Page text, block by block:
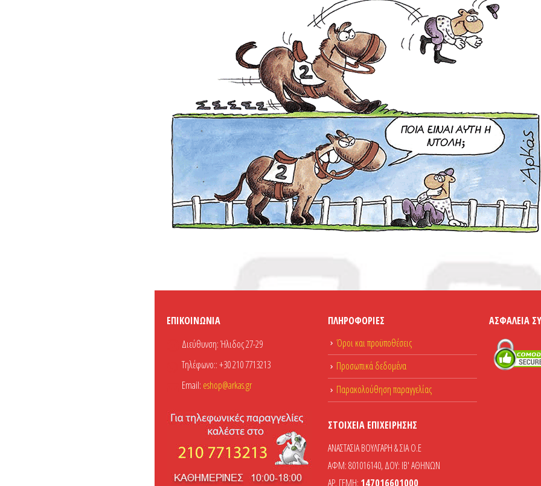
ΕΠΙΚΟΙΝΩΝΊΑ
Διεύθυνση:Ήλιδος 27-29
Τηλέφωνο::+30 210 7713213
Email: eshop@arkas.gr
ΠΛΗΡΟΦΟΡΊΕΣ
Όροι και προϋποθέσεις
Προσωπικά δεδομένα
Παρακολούθηση παραγγελίας
ΣΤΟΙΧΕΊΑ ΕΠΙΧΕΊΡΗΣΗΣ
ΑΝΑΣΤΑΣΙΑ ΒΟΥΛΓΑΡΗ & ΣΙΑ Ο.Ε
ΑΦΜ: 801016140, ΔΟΥ: ΙΒ' ΑΘΗΝΩΝ
ΑΡ. ΓΕΜΗ: 147016601000
ΑΣΦΆΛΕΙΑ